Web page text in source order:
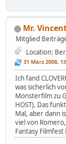
Mr.
Mitglied
Location:
31 März 2008,
Ich fand
was sicherlich
Monsterfilm zu
HOST). Das
Mal, aber dann
viel von
Fantasy